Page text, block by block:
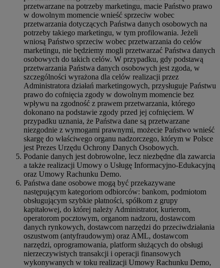
przetwarzane na potrzeby marketingu, macie Państwo prawo
w dowolnym momencie wnieść sprzeciw wobec
przetwarzania dotyczących Państwa danych osobowych na
potrzeby takiego marketingu, w tym profilowania. Jeżeli
wniosą Państwo sprzeciw wobec przetwarzania do celów
marketingu, nie będziemy mogli przetwarzać Państwa danych
osobowych do takich celów. W przypadku, gdy podstawą
przetwarzania Państwa danych osobowych jest zgoda, w
szczególności wyrażona dla celów realizacji przez
Administratora działań marketingowych, przysługuje Państwu
prawo do cofnięcia zgody w dowolnym momencie bez
wpływu na zgodność z prawem przetwarzania, którego
dokonano na podstawie zgody przed jej cofnięciem. W
przypadku uznania, że Państwa dane są przetwarzane
niezgodnie z wymogami prawnymi, możecie Państwo wnieść
skargę do właściwego organu nadzorczego, którym w Polsce
jest Prezes Urzędu Ochrony Danych Osobowych.
Podanie danych jest dobrowolne, lecz niezbędne dla zawarcia
a także realizacji Umowy o Usługę Informacyjno-Edukacyjną
oraz Umowy Rachunku Demo.
Państwa dane osobowe mogą być przekazywane
następującym kategoriom odbiorców: bankom, podmiotom
obsługującym szybkie płatności, spółkom z grupy
kapitałowej, do której należy Administrator, kurierom,
operatorom pocztowym, organom nadzoru, dostawcom
danych rynkowych, dostawcom narzędzi do przeciwdziałania
oszustwom (antyfraudowym) oraz AML, dostawcom
narzędzi, oprogramowania, platform służących do obsługi
nierzeczywistych transakcji i operacji finansowych
wykonywanych w toku realizacji Umowy Rachunku Demo,